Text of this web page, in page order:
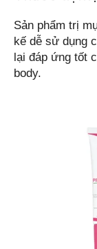
Sản phẩm trị
kế dễ sử dụng
lại đáp ứng tốt
body.